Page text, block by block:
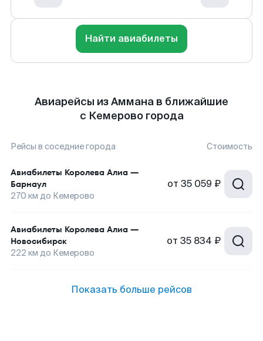
Найти авиабилеты
Авиарейсы из Аммана в ближайшие
с Кемерово города
Рейсы в соседние города Стоимость
Авиабилеты Королева Алиа —
Барнаул
270 км до Кемерово
от 35 059 ₽
Авиабилеты Королева Алиа —
Новосибирск
222 км до Кемерово
от 35 834 ₽
Показать больше рейсов